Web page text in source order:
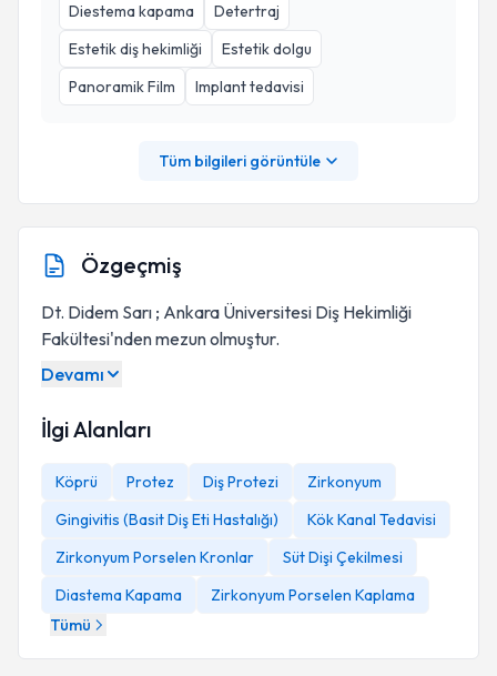
Diestema kapama
Detertraj
Estetik diş hekimliği
Estetik dolgu
Panoramik Film
Implant tedavisi
Tüm bilgileri görüntüle
Özgeçmiş
Dt. Didem Sarı ; Ankara Üniversitesi Diş Hekimliği
Fakültesi'nden mezun olmuştur.
Devamı
İlgi Alanları
Köprü Protez Diş Protezi
Zirkonyum
Gingivitis (Basit Diş Eti Hastalığı)
Kök Kanal Tedavisi
Zirkonyum Porselen Kronlar
Süt Dişi Çekilmesi
Diastema Kapama
Zirkonyum Porselen Kaplama
Tümü